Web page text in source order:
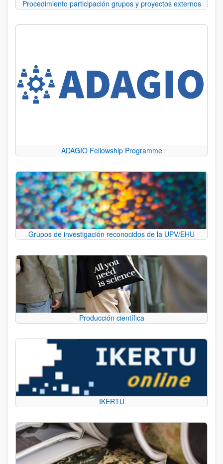
Procedimiento participación grupos y proyectos externos
ADAGIO Fellowship Programme
Grupos de investigación reconocidos de la UPV/EHU
Producción científica
IKERTU